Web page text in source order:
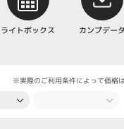
ライトボックス カンプデータ
※実際のご利用条件によって価格